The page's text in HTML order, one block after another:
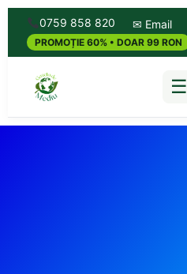
0759 858 820 ✉ Email
PROMOȚIE 60% • DOAR 99 RON
☰